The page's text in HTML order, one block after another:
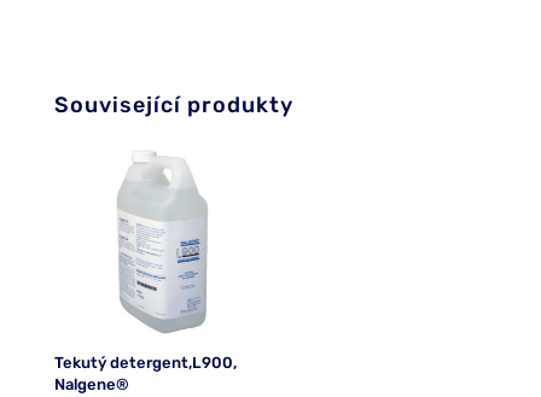
Související produkty
Tekutý detergent,L900,
Nalgene®